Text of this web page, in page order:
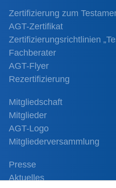
Zertifizierung zum
AGT-Zertifikat
Zertifizierungsrichtlinien
Fachberater
AGT-Flyer
Rezertifizierung
Mitgliedschaft
Mitglieder
AGT-Logo
Mitgliederversammlung
Presse
Aktuelles